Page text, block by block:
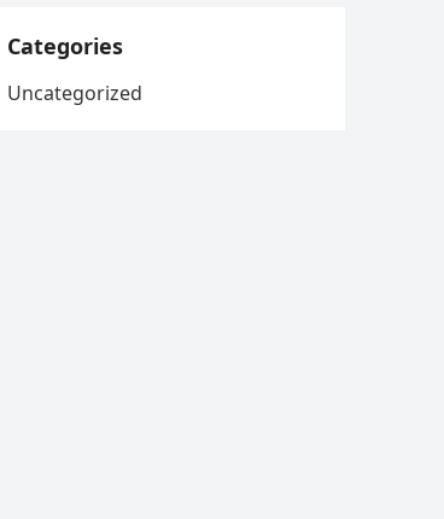
Categories
Uncategorized